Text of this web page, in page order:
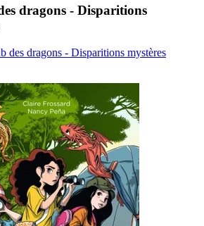
dragons - Disparitions
des dragons - Disparitions mystères